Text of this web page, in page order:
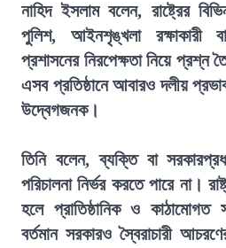
নাহিদ ইসলাম বলেন, রাষ্ট্রের
পুলিশ, আইনশৃঙ্খলা রক্ষাকারী
প্রশাসনের নিরপেক্ষতা নিয়ে প্রশ্ন
এসব প্রতিষ্ঠানে আবারও দলীয়
উদ্বেগজনক।
তিনি বলেন, ব্যক্তি বা
পরিচালনা নির্ভর করতে পারে না।
হলে প্রাতিষ্ঠানিক ও
বর্তমান সরকারও স্বৈরাচারী